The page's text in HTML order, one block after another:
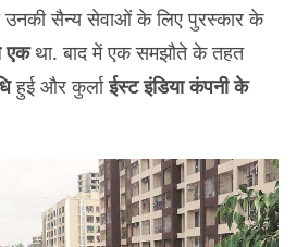
उनकी सैन्य सेवाओं के लिए पुरस्कार के
एकथा. बाद में एक समझौते के तहत
हुई और कुर्लाईस्ट इंडिया कंपनी के